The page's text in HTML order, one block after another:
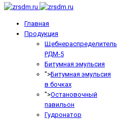
Главная
Продукция
Щебнераспределитель
РДМ-5
Битумная эмульсия
">Битумная эмульсия
в бочках
">Остановочный
павильон
Гудронатор